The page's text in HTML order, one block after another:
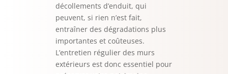
décollements d’enduit, qui
peuvent, si rien n’est fait,
entraîner des dégradations plus
importantes et coûteuses.
L’entretien régulier des murs
extérieurs est donc essentiel pour